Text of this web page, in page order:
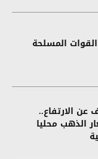
المسلحة
عن الارتفاع..
الذهب محليا